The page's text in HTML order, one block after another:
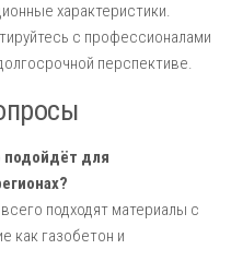
характеристики.
с профессионалами
перспективе.
подойдёт для
подходят материалы с
как газобетон и